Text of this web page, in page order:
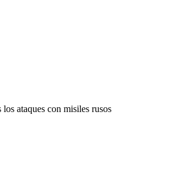
ataques con misiles rusos